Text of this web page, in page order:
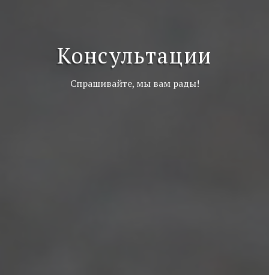
Консультации
Спрашивайте, мы вам рады!